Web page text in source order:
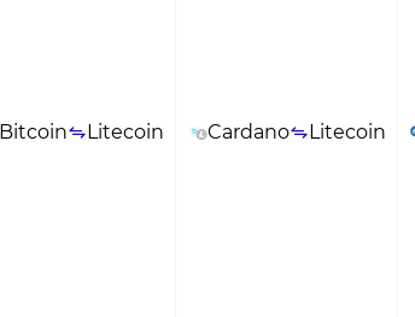
Bitcoin Litecoin Cardano Litecoin